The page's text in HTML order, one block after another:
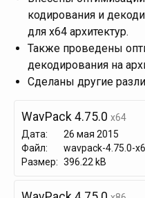
кодирования и
для x64 архитектур.
Также проведены
декодирования на
Сделаны другие
WavPack 4.75.0 x64
Дата:
26 мая 2015
Файл:
wavpack-4.75.0-
Размер: 396.22 kB